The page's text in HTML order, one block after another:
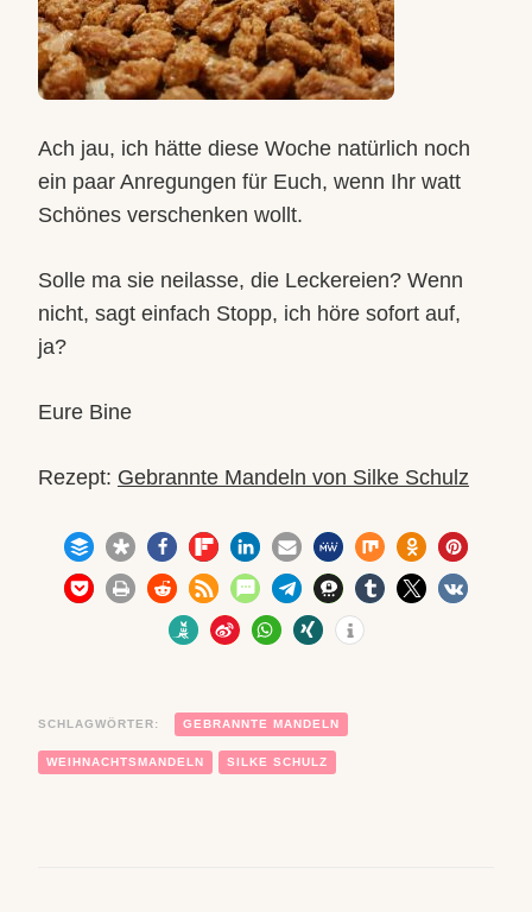
Ach jau, ich hätte diese Woche natürlich noch
ein paar Anregungen für Euch, wenn Ihr watt
Schönes verschenken wollt.
Solle ma sie neilasse, die Leckereien? Wenn
nicht, sagt einfach Stopp, ich höre sofort auf,
ja?
Eure Bine
Rezept: Gebrannte Mandeln von Silke Schulz
SCHLAGWÖRTER: GEBRANNTE MANDELN
WEIHNACHTSMANDELN SILKE SCHULZ